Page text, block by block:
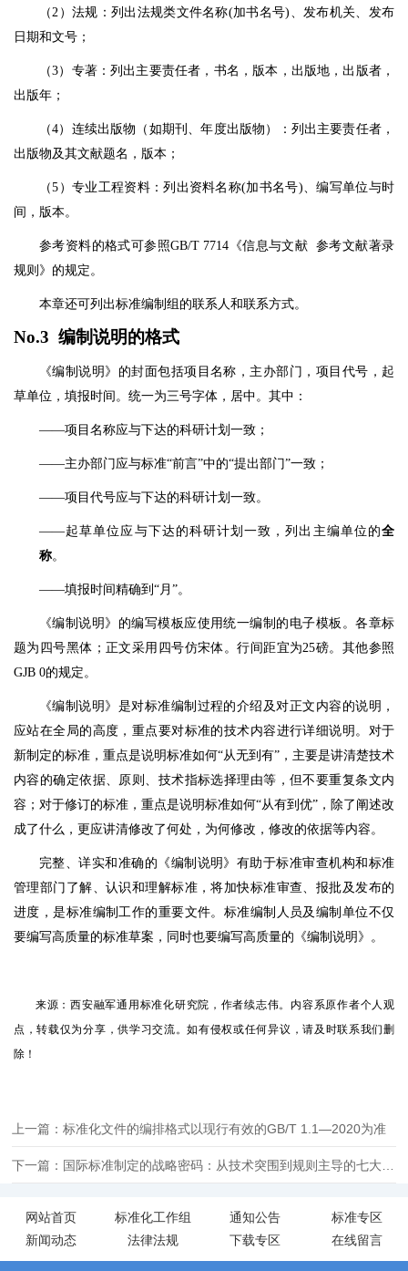
（2）法规：列出法规类文件名称(加书名号)、发布机关、发布
日期和文号；
（3）专著：列出主要责任者，书名，版本，出版地，出版者，
出版年；
（4）连续出版物（如期刊、年度出版物）：列出主要责任者，
出版物及其文献题名，版本；
（5）专业工程资料：列出资料名称(加书名号)、编写单位与时
间，版本。
参考资料的格式可参照GB/T 7714《信息与文献 参考文献著录
规则》的规定。
本章还可列出标准编制组的联系人和联系方式。
No.3 编制说明的格式
《编制说明》的封面包括项目名称，主办部门，项目代号，起
草单位，填报时间。统一为三号字体，居中。其中：
——项目名称应与下达的科研计划一致；
——主办部门应与标准“前言”中的“提出部门”一致；
——项目代号应与下达的科研计划一致。
——起草单位应与下达的科研计划一致，列出主编单位的全
称。
——填报时间精确到“月”。
《编制说明》的编写模板应使用统一编制的电子模板。各章标
题为四号黑体；正文采用四号仿宋体。行间距宜为25磅。其他参照
GJB 0的规定。
《编制说明》是对标准编制过程的介绍及对正文内容的说明，
应站在全局的高度，重点要对标准的技术内容进行详细说明。对于
新制定的标准，重点是说明标准如何“从无到有”，主要是讲清楚技术
内容的确定依据、原则、技术指标选择理由等，但不要重复条文内
容；对于修订的标准，重点是说明标准如何“从有到优”，除了阐述改
成了什么，更应讲清修改了何处，为何修改，修改的依据等内容。
完整、详实和准确的《编制说明》有助于标准审查机构和标准
管理部门了解、认识和理解标准，将加快标准审查、报批及发布的
进度，是标准编制工作的重要文件。标准编制人员及编制单位不仅
要编写高质量的标准草案，同时也要编写高质量的《编制说明》。
来源：西安融军通用标准化研究院，作者续志伟。内容系原作者个人观
点，转载仅为分享，供学习交流。如有侵权或任何异议，请及时联系我们删
除！
上一篇：标准化文件的编排格式以现行有效的GB/T 1.1—2020为准
下一篇：国际标准制定的战略密码：从技术突围到规则主导的七大决胜步骤
网站首页 标准化工作组 通知公告
标准专区
新闻动态
法律法规 下载专区 在线留言